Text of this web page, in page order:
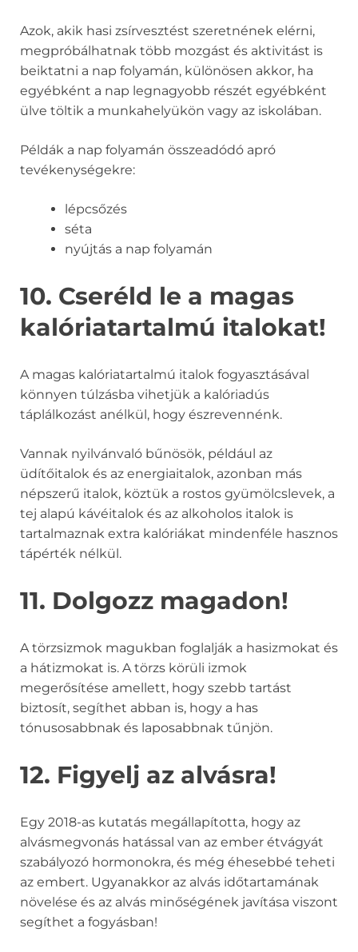
Azok, akik hasi zsírvesztést szeretnének elérni,
megpróbálhatnak több mozgást és aktivitást is
beiktatni a nap folyamán, különösen akkor, ha
egyébként a nap legnagyobb részét egyébként
ülve töltik a munkahelyükön vagy az iskolában.
Példák a nap folyamán összeadódó apró
tevékenységekre:
lépcsőzés
séta
nyújtás a nap folyamán
10. Cseréld le a magas
kalóriatartalmú italokat!
A magas kalóriatartalmú italok fogyasztásával
könnyen túlzásba vihetjük a kalóriadús
táplálkozást anélkül, hogy észrevennénk.
Vannak nyilvánvaló bűnösök, például az
üdítőitalok és az energiaitalok, azonban más
népszerű italok, köztük a rostos gyümölcslevek, a
tej alapú kávéitalok és az alkoholos italok is
tartalmaznak extra kalóriákat mindenféle hasznos
tápérték nélkül.
11. Dolgozz magadon!
A törzsizmok magukban foglalják a hasizmokat és
a hátizmokat is. A törzs körüli izmok
megerősítése amellett, hogy szebb tartást
biztosít, segíthet abban is, hogy a has
tónusosabbnak és laposabbnak tűnjön.
12. Figyelj az alvásra!
Egy 2018-as kutatás megállapította, hogy az
alvásmegvonás hatással van az ember étvágyát
szabályozó hormonokra, és még éhesebbé teheti
az embert. Ugyanakkor az alvás időtartamának
növelése és az alvás minőségének javítása viszont
segíthet a fogyásban!